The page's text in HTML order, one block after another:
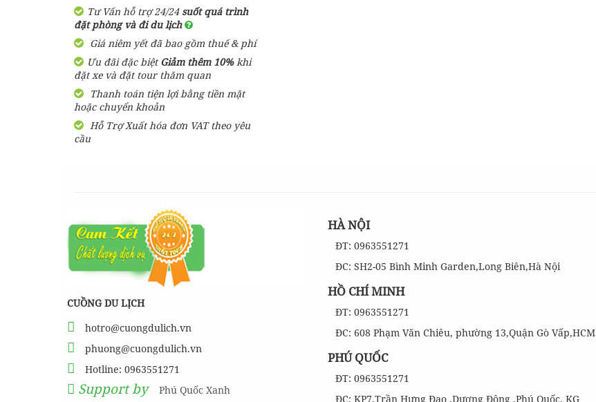
cáp treo Núi Bà Đen Tây
Ninh
HƯỚNG DẪN đi du lịch
TAM ĐẢO chi tiết kèm
thông tin liên hệ
SHARE Cẩm nang du lịch
Măng Đen tự túc từ A-Z
Vịnh Hạ Long trên cạn ở
Tây Nguyên
Tư Vấn hỗ trợ 24/24 suốt quá trình
đặt phòng và đi du lịch
Giá niêm yết đã bao gồm thuế & phí
Ưu đãi đặc biệtGiảm thêm 10%khi
đặt xe và đặt tour thăm quan
Thanh toán tiện lợi bằng tiền mặt
hoặc chuyển khoản
Hỗ Trợ Xuất hóa đơn VAT theo yêu
cầu
CUỒNG DU LỊCH
hotro@cuongdulich.vn
phuong@cuongdulich.vn
Hotline: 0963551271
Support by Phú Quốc Xanh
HÀ NỘI
ĐT: 0963551271
ĐC: SH2-05 Bình Minh Garden,Long Biên,Hà Nội
HỒ CHÍ MINH
ĐT: 0963551271
ĐC: 608 Phạm Văn Chiêu, phường 13,Quận Gò Vấp,HCM
PHÚ QUỐC
ĐT: 0963551271
ĐC: KP7,Trần Hưng Đạo ,Dương Đông ,Phú Quốc, KG